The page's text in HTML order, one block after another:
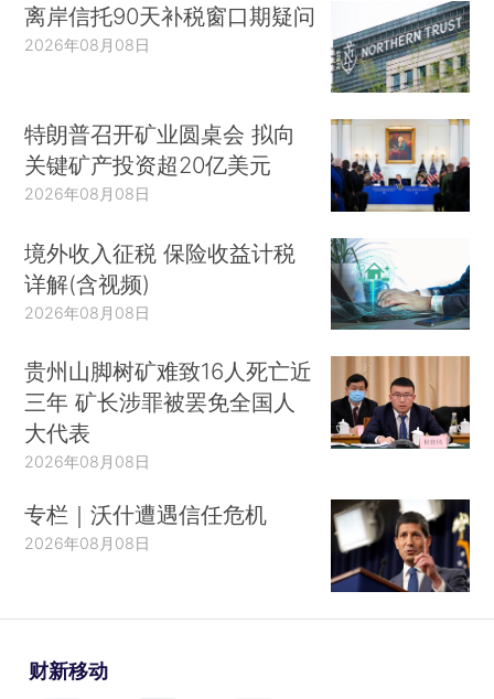
离岸信托90天补税窗口期疑问
2026年08月08日
特朗普召开矿业圆桌会 拟向
关键矿产投资超20亿美元
2026年08月08日
境外收入征税 保险收益计税
详解(含视频)
2026年08月08日
贵州山脚树矿难致16人死亡近
三年 矿长涉罪被罢免全国人
大代表
2026年08月08日
专栏｜沃什遭遇信任危机
2026年08月08日
财新移动